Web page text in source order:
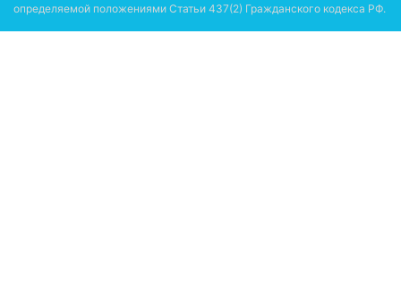
определяемой положениями Статьи 437(2) Гражданского кодекса РФ.